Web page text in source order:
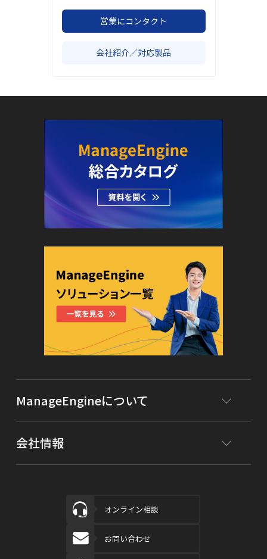
営業にコンタクト
会社紹介／対応製品
ManageEngineについて
会社情報
オンライン相談
お問い合わせ